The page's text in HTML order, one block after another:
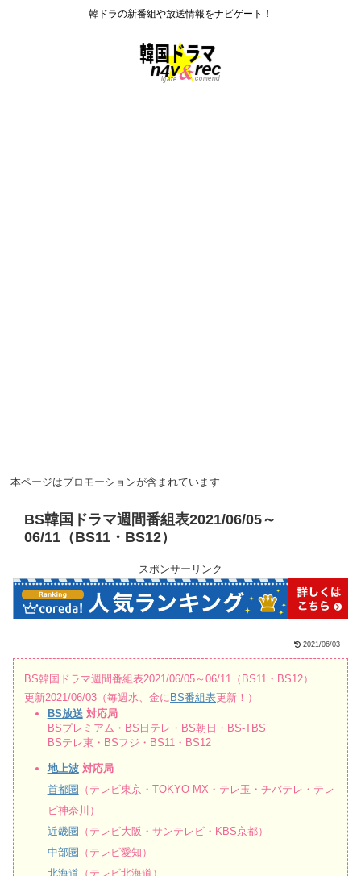
韓ドラの新番組や放送情報をナビゲート！
本ページはプロモーションが含まれています
BS韓国ドラマ週間番組表2021/06/05～
06/11（BS11・BS12）
スポンサーリンク
2021/06/03
BS韓国ドラマ週間番組表2021/06/05～06/11（BS11・BS12）
更新2021/06/03（毎週水、金に BS番組表更新！）
BS放送 対応局
BSプレミアム・BS日テレ・BS朝日・BS-TBS
BSテレ東・BSフジ・BS11・BS12
地上波対応局
首都圏 （テレビ東京・TOKYO MX・テレ玉・チバテレ・テレ
ビ神奈川）
近畿圏 （テレビ大阪・サンテレビ・KBS京都）
中部圏 （テレビ愛知）
北海道 （テレビ北海道）